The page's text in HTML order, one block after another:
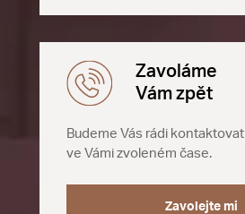
Zavoláme
Vám zpět
Budeme Vás rádi kontaktovat
ve Vámi zvoleném čase.
Zavolejte mi